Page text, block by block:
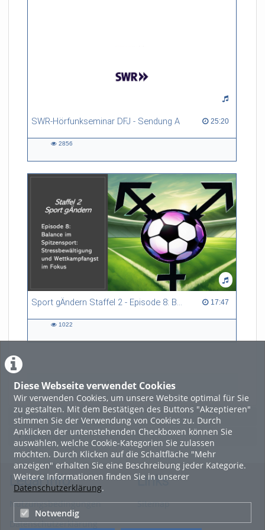
Diese Webseite verwendet Cookies
Wir verwenden Cookies, um unsere Website optimal für Sie
zu gestalten. Mit dem Bestätigen des Buttons "Akzeptieren"
stimmen Sie der Verwendung von Cookies zu. Durch
Anklicken der untenstehenden Checkboxen können Sie
auswählen, welche Cookie-Kategorien Sie zulassen
möchten. Durch Klicken auf die Schaltfläche "Mehr
anzeigen" erhalten Sie eine Beschreibung jeder Kategorie.
Weitere Informationen finden Sie in unserer
Datenschutzerklärung.
Notwendig
SWR-Hörfunkseminar DFJ - Sendung A 25:20
25:20 duration
2856
Sport gÄndern Staffel 2 - Episode 8: Balance im Spitzensport: Stressbewältigung und Wettkampfangst im Fokus 17:47
17:47 duration
1022
LADE MEHR
Featured
Beliebtheit
Legal Info
Nutzungsbedingungen
Datenschutzerklärung
Links
Sitemap